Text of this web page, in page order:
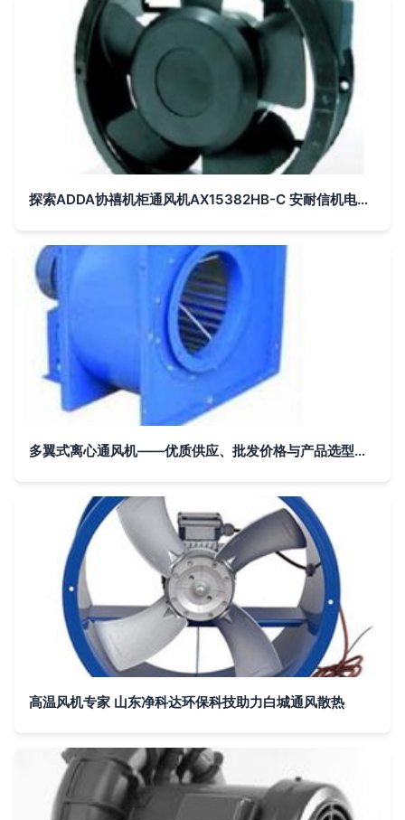
探索ADDA协禧机柜通风机AX15382HB-C 安耐信机电的核心优势与应用价值
多翼式离心通风机——优质供应、批发价格与产品选型指南
高温风机专家 山东净科达环保科技助力白城通风散热